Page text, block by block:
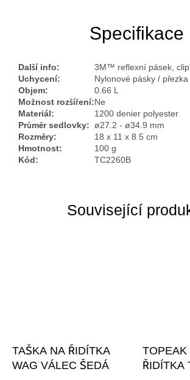
Související
TAŠKA NA ŘIDÍTKA
WAG VÁLEC ŠEDÁ
TOPEAK
ŘIDÍTKA
Specifikace
Další info:
3M™ reflexní pásek,
Uchycení:
Nylonové pásky / přezka
Objem:
0.66 L
Možnost rozšíření:Ne
Materiál:
1200 denier polyester
Průměr sedlovky:
ø27.2 - ø34.9 mm
Rozměry:
18 x 11 x 8.5 cm
Hmotnost:
100 g
Kód:
TC2260B